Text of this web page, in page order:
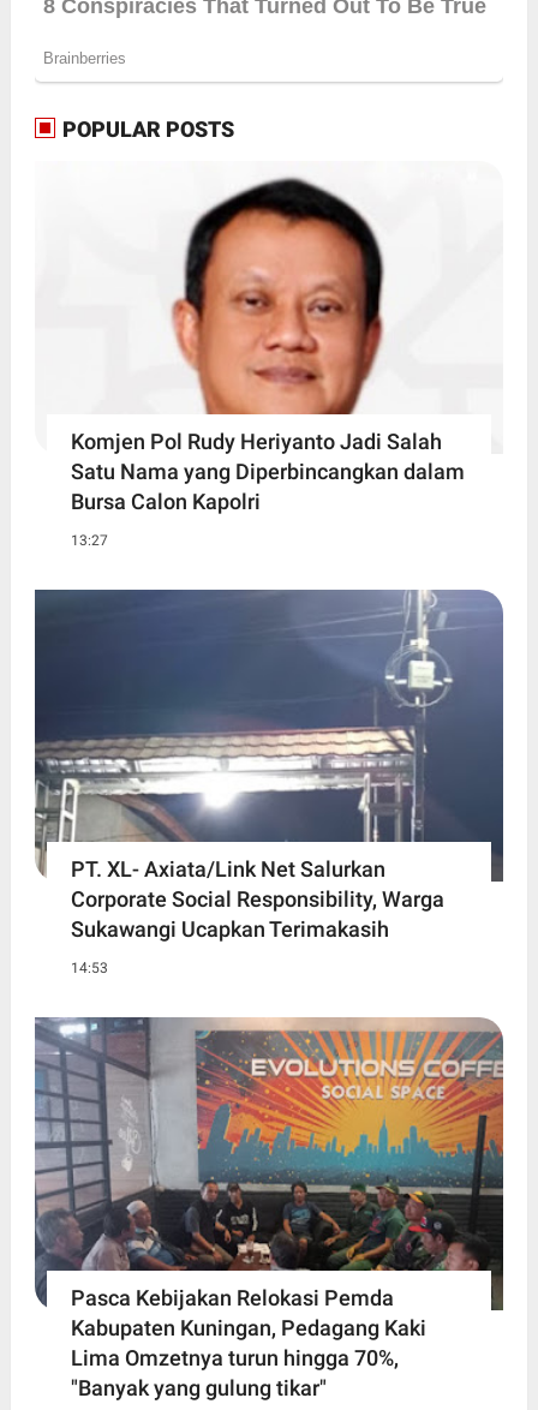
POPULAR POSTS
Komjen Pol Rudy Heriyanto Jadi Salah
Satu Nama yang Diperbincangkan dalam
Bursa Calon Kapolri
13:27
PT. XL- Axiata/Link Net Salurkan
Corporate Social Responsibility, Warga
Sukawangi Ucapkan Terimakasih
14:53
Pasca Kebijakan Relokasi Pemda
Kabupaten Kuningan, Pedagang Kaki
Lima Omzetnya turun hingga 70%,
"Banyak yang gulung tikar"